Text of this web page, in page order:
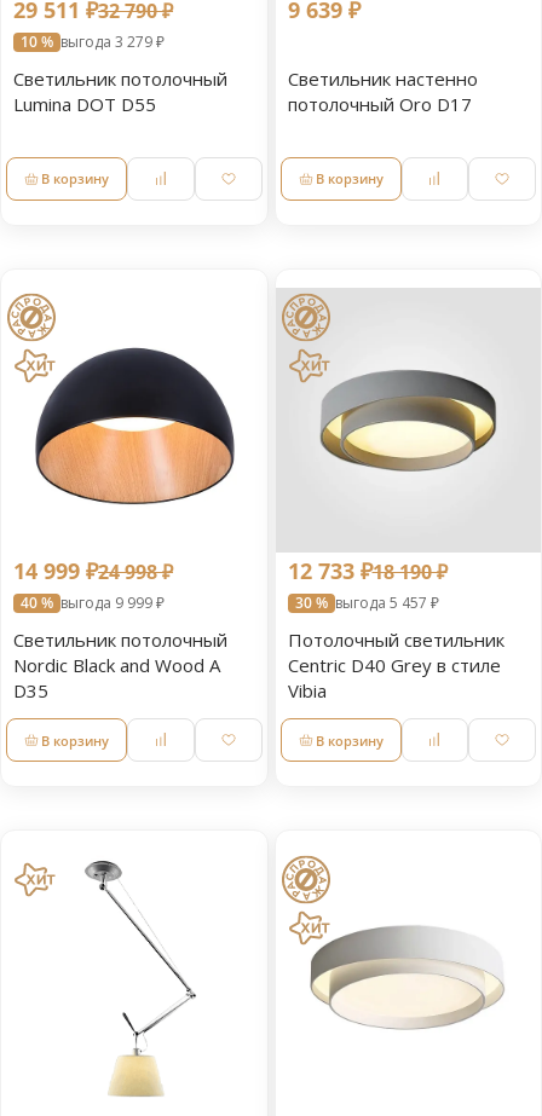
29 511 ₽32 790 ₽
10 % выгода 3 279 ₽
Светильник потолочный
Lumina DOT D55
В корзину
9 639 ₽
Светильник настенно
потолочный Oro D17
В корзину
14 999 ₽24 998 ₽
40 % выгода 9 999 ₽
Светильник потолочный
Nordic Black and Wood A
D35
В корзину
12 733 ₽18 190 ₽
30 % выгода 5 457 ₽
Потолочный светильник
Centric D40 Grey в стиле
Vibia
В корзину